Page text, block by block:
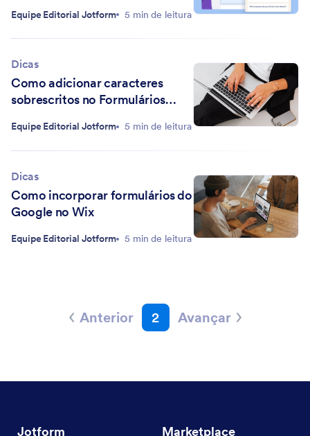
Equipe Editorial Jotform 5 min de leitura
Dicas
Como adicionar caracteres
sobrescritos no Formulários
Equipe Editorial Jotform 5 min de leitura
Dicas
Como incorporar formulários do
Google no Wix
Equipe Editorial Jotform 5 min de leitura
Anterior 2 Avançar
Jotform Marketplace